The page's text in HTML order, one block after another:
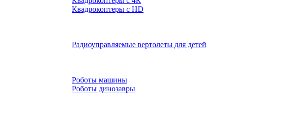
Квадрокоптеры с HD
Радиоуправляемые вертолеты для детей
Роботы машины
Роботы динозавры